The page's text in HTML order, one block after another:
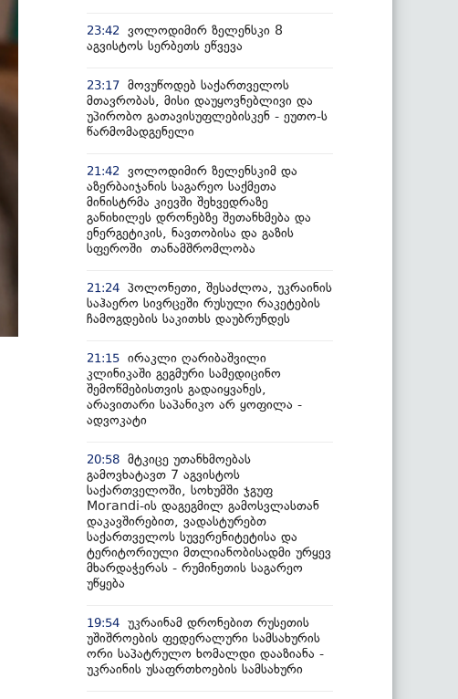
23:42
ვოლოდიმირ ზელენსკი 8
აგვისტოს სერბეთს ეწვევა
23:17 მოვუწოდებ საქართველოს
მთავრობას, მისი დაუყოვნებლივი და
უპირობო გათავისუფლებისკენ - ეუთო-ს
წარმომადგენელი
21:42
ვოლოდიმირ ზელენსკიმ და
აზერბაიჯანის საგარეო საქმეთა
მინისტრმა კიევში შეხვედრაზე
განიხილეს დრონებზე შეთანხმება და
ენერგეტიკის, ნავთობისა და გაზის
სფეროში თანამშრომლობა
21:24 პოლონეთი, შესაძლოა, უკრაინის
საჰაერო სივრცეში რუსული რაკეტების
ჩამოგდების საკითხს დაუბრუნდეს
21:15 ირაკლი ღარიბაშვილი
კლინიკაში გეგმური სამედიცინო
შემოწმებისთვის გადაიყვანეს,
არავითარი საპანიკო არ ყოფილა -
ადვოკატი
20:58 მტკიცე უთანხმოებას
გამოვხატავთ 7 აგვისტოს
საქართველოში, სოხუმში ჯგუფ
Morandi-ის დაგეგმილ გამოსვლასთან
დაკავშირებით, ვადასტურებთ
საქართველოს სუვერენიტეტისა და
ტერიტორიული მთლიანობისადმი ურყევ
მხარდაჭერას - რუმინეთის საგარეო
უწყება
19:54 უკრაინამ დრონებით რუსეთის
უშიშროების ფედერალური სამსახურის
ორი საპატრულო ხომალდი დააზიანა -
უკრაინის უსაფრთხოების სამსახური